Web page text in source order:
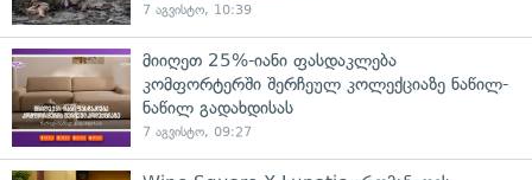
7 აგვისტო, 10:39
მიიღეთ 25%-იანი ფასდაკლება
კომფორტერში შერჩეულ კოლექციაზე ნაწილ-
ნაწილ გადახდისას
7 აგვისტო, 09:27